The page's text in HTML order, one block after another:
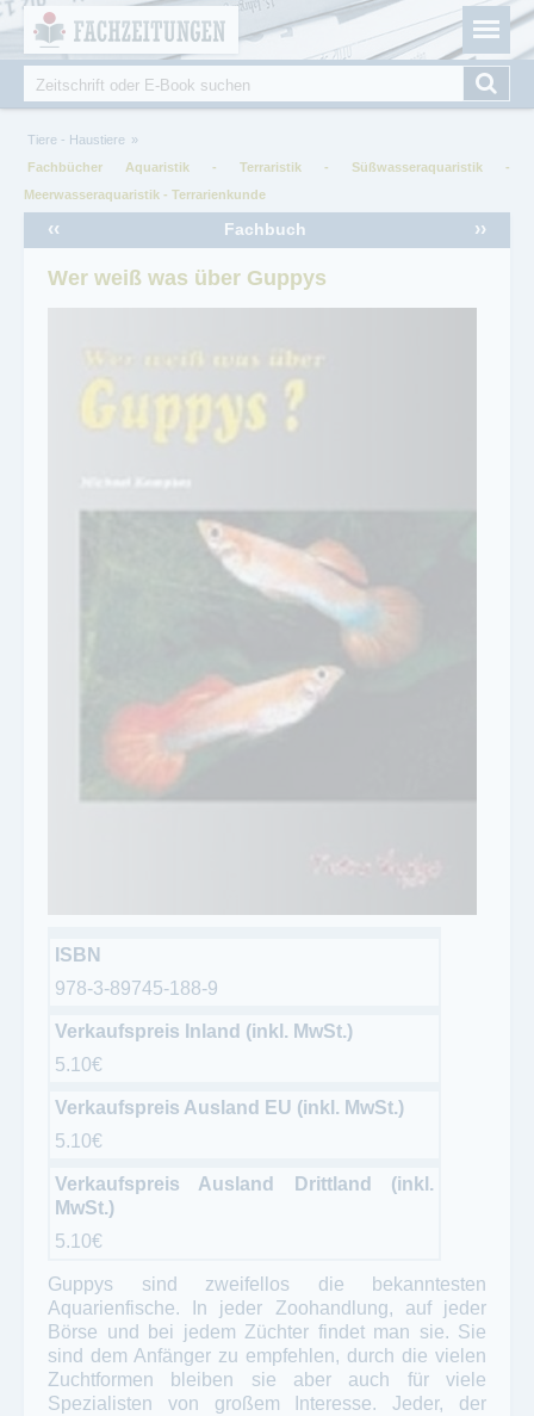
Fachzeitungen.de - Das unabhängige Portal für
Fachmagazine Fachpublikationen & eBooks
Suchformular
Suche
Sie sind hier
Tiere - Haustiere
Fachbücher Aquaristik - Terraristik - Süßwasseraquaristik -
Meerwasseraquaristik - Terrarienkunde
Fachbuch
‹‹ ››
Wer weiß was über Guppys
ISBN
978-3-89745-188-9
Verkaufspreis Inland (inkl. MwSt.)
5.10€
Verkaufspreis Ausland EU (inkl. MwSt.)
5.10€
Verkaufspreis Ausland Drittland (inkl.
MwSt.)
5.10€
Guppys sind zweifellos die bekanntesten
Aquarienfische. In jeder Zoohandlung, auf jeder
Börse und bei jedem Züchter findet man sie. Sie
sind dem Anfänger zu empfehlen, durch die vielen
Zuchtformen bleiben sie aber auch für viele
Spezialisten von großem Interesse. Jeder, der
Cookie-Einstellungen